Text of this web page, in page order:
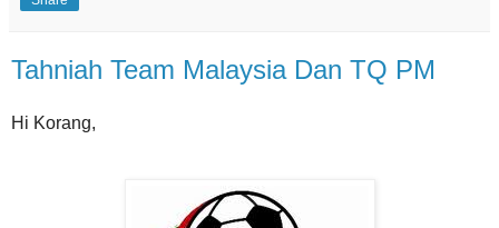
Tahniah Team Malaysia Dan TQ PM
Hi Korang,